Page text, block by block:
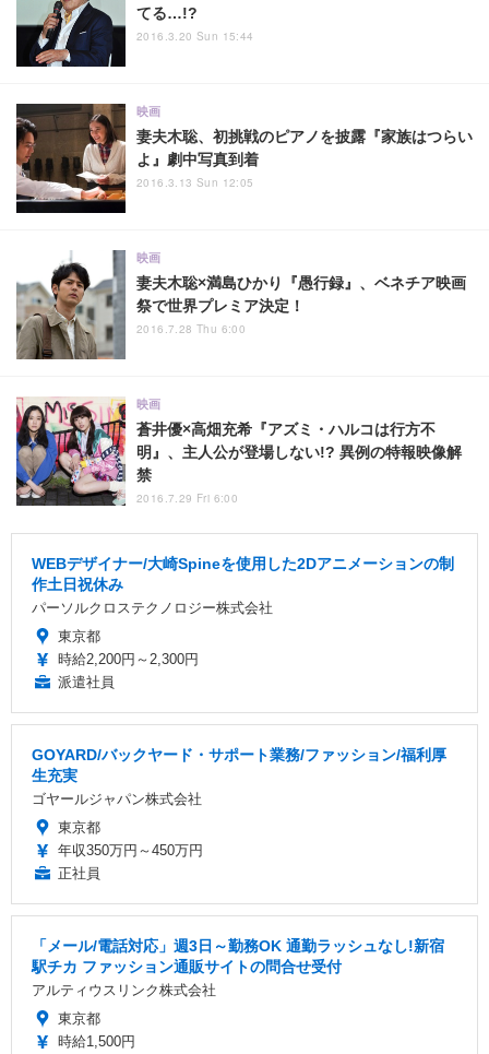
てる…!?
2016.3.20 Sun 15:44
妻夫木聡、初挑戦のピアノを披露『家族はつらい
よ』劇中写真到着
映画
2016.3.13 Sun 12:05
妻夫木聡×満島ひかり『愚行録』、ベネチア映画
祭で世界プレミア決定！
映画
2016.7.28 Thu 6:00
蒼井優×高畑充希『アズミ・ハルコは行方不
明』、主人公が登場しない!? 異例の特報映像解
禁
映画
2016.7.29 Fri 6:00
WEBデザイナー/大崎Spineを使用した2Dアニメーションの制
作土日祝休み
パーソルクロステクノロジー株式会社
東京都
時給2,200円～2,300円
派遣社員
GOYARD/バックヤード・サポート業務/ファッション/福利厚
生充実
ゴヤールジャパン株式会社
東京都
年収350万円～450万円
正社員
「メール/電話対応」週3日～勤務OK 通勤ラッシュなし!新宿
駅チカ ファッション通販サイトの問合せ受付
アルティウスリンク株式会社
東京都
時給1,500円